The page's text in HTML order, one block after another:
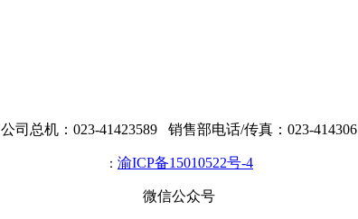
公司总机：023-41423589 销售部电话/传真：023-414306
： 渝ICP备15010522号-4
微信公众号